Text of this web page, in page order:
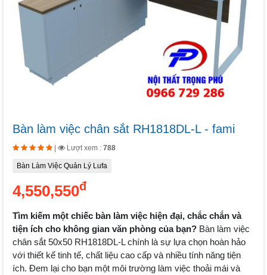
Bàn làm việc chân sắt RH1818DL-L - fami
| Lượt xem : 788
Bàn Làm Việc Quản Lý Lufa
4,550,550đ
Tìm kiếm một chiếc bàn làm việc hiện đại, chắc chắn và
tiện ích cho không gian văn phòng của bạn? Bàn làm việc
chân sắt 50x50 RH1818DL-L chính là sự lựa chọn hoàn hảo
với thiết kế tinh tế, chất liệu cao cấp và nhiều tính năng tiện
ích. Đem lại cho bạn một môi trường làm việc thoải mái và